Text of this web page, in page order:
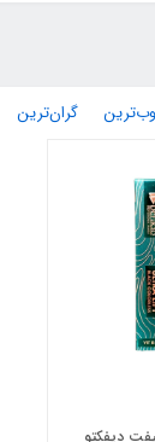
گران‌ترین
دیفکتو